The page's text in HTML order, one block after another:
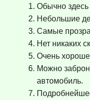
Обычно
Небольшие
Самые
Нет никаких
Очень
Можно
автомобиль.